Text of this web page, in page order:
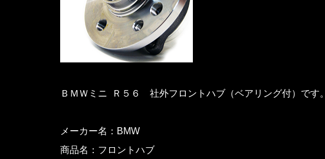
ＢＭＷミニ Ｒ５６ 社外フロントハブ（ベアリング付）です。
メーカー名：BMW
商品名：フロントハブ